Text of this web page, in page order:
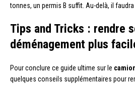
tonnes, un permis B suffit. Au-delà, il faudra
Tips and Tricks : rendre
déménagement plus
Pour conclure ce guide ultime sur le
quelques conseils supplémentaires pour